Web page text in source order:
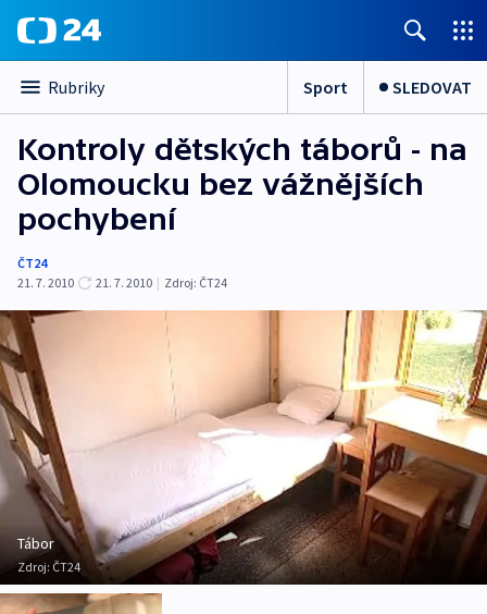
Rubriky Sport SLEDOVAT
Kontroly dětských táborů - na
Olomoucku bez vážnějších
pochybení
ČT24
21. 7. 2010
21. 7. 2010 | Zdroj: ČT24
Tábor
Zdroj: ČT24